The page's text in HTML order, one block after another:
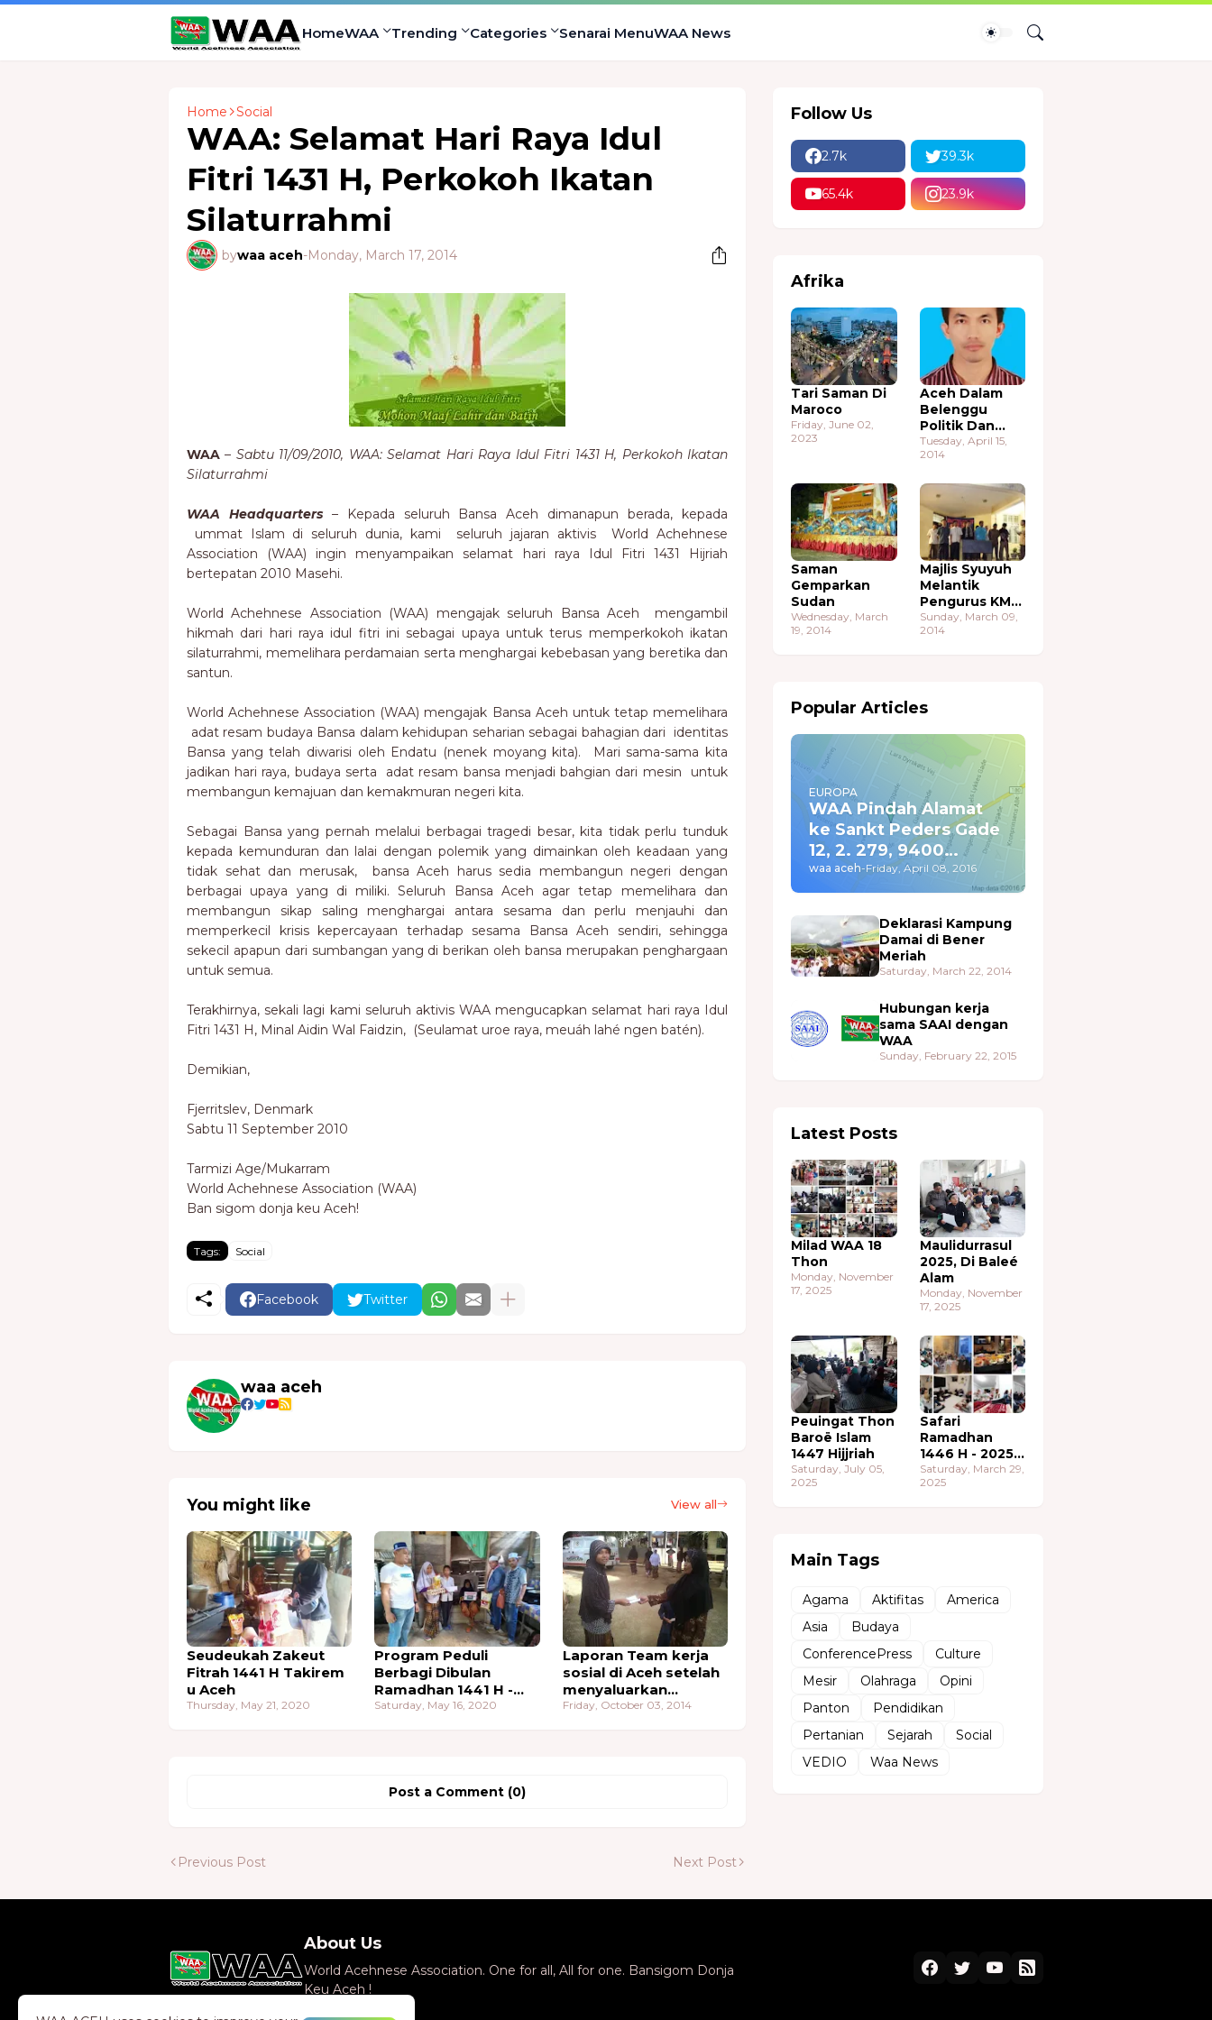
HomeWAA Trending Categories Senarai MenuWAA News
Home Social
WAA: Selamat Hari Raya Idul
Fitri 1431 H, Perkokoh Ikatan
Silaturrahmi
bywaa aceh-Monday, March 17, 2014
WAA – Sabtu 11/09/2010, WAA: Selamat Hari Raya Idul Fitri 1431 H, Perkokoh Ikatan
Silaturrahmi
WAA Headquarters – Kepada seluruh Bansa Aceh dimanapun berada, kepada
ummat Islam di seluruh dunia, kami seluruh jajaran aktivis World Achehnese
Association (WAA) ingin menyampaikan selamat hari raya Idul Fitri 1431 Hijriah
bertepatan 2010 Masehi.
World Achehnese Association (WAA) mengajak seluruh Bansa Aceh mengambil
hikmah dari hari raya idul fitri ini sebagai upaya untuk terus memperkokoh ikatan
silaturrahmi, memelihara perdamaian serta menghargai kebebasan yang beretika dan
santun.
World Achehnese Association (WAA) mengajak Bansa Aceh untuk tetap memelihara
adat resam budaya Bansa dalam kehidupan seharian sebagai bahagian dari identitas
Bansa yang telah diwarisi oleh Endatu (nenek moyang kita). Mari sama-sama kita
jadikan hari raya, budaya serta adat resam bansa menjadi bahgian dari mesin untuk
membangun kemajuan dan kemakmuran negeri kita.
Sebagai Bansa yang pernah melalui berbagai tragedi besar, kita tidak perlu tunduk
kepada kemunduran dan lalai dengan polemik yang dimainkan oleh keadaan yang
tidak sehat dan merusak, bansa Aceh harus sedia membangun negeri dengan
berbagai upaya yang di miliki. Seluruh Bansa Aceh agar tetap memelihara dan
membangun sikap saling menghargai antara sesama dan perlu menjauhi dan
memperkecil krisis kepercayaan terhadap sesama Bansa Aceh sendiri, sehingga
sekecil apapun dari sumbangan yang di berikan oleh bansa merupakan penghargaan
untuk semua.
Terakhirnya, sekali lagi kami seluruh aktivis WAA mengucapkan selamat hari raya Idul
Fitri 1431 H, Minal Aidin Wal Faidzin, (Seulamat uroe raya, meuáh lahé ngen batén).
Demikian,
Fjerritslev, Denmark
Sabtu 11 September 2010
Tarmizi Age/Mukarram
World Achehnese Association (WAA)
Ban sigom donja keu Aceh!
Tags: Social
Facebook Twitter
waa aceh
You might like View all
Seudeukah Zakeut
Fitrah 1441 H Takirem
u Aceh
Thursday, May 21, 2020
Program Peduli
Berbagi Dibulan
Ramadhan 1441 H -
2020
Saturday, May 16, 2020
Laporan Team kerja
sosial di Aceh setelah
menyaluarkan
bantuan dari WAA
Friday, October 03, 2014
Post a Comment (0)
Previous Post Next Post
Follow Us
2.7k 39.3k
65.4k 23.9k
Afrika
Tari Saman Di
Maroco
Friday, June 02,
2023
Aceh Dalam
Belenggu
Politik Dan
Ekonomi
Tuesday, April 15,
2014
Saman
Gemparkan
Sudan
Wednesday, March
19, 2014
Majlis Syuyuh
Melantik
Pengurus KMA
Sudan
Sunday, March 09,
2014
Popular Articles
EUROPA
WAA Pindah Alamat
ke Sankt Peders Gade
12, 2. 279, 9400
Nørresundby
waa aceh-Friday, April 08, 2016
Deklarasi Kampung
Damai di Bener
Meriah
Saturday, March 22, 2014
Hubungan kerja
sama SAAI dengan
WAA
Sunday, February 22, 2015
Latest Posts
Milad WAA 18
Thon
Monday, November
17, 2025
Maulidurrasul
2025, Di Baleé
Alam
Monday, November
17, 2025
Peuingat Thon
Baroë Islam
1447 Hijjriah
Saturday, July 05,
2025
Safari
Ramadhan
1446 H - 2025
M
Saturday, March 29,
2025
Main Tags
Agama Aktifitas
America
Asia
Budaya
ConferencePress
Culture
Mesir
Olahraga
Opini
Panton
Pendidikan
Pertanian
Sejarah
Social
VEDIO
Waa News
About Us
World Acehnese Association. One for all, All for one. Bansigom Donja
Keu Aceh !